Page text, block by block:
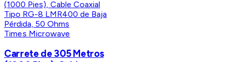
Times Microwave
Carrete de 305 Metros